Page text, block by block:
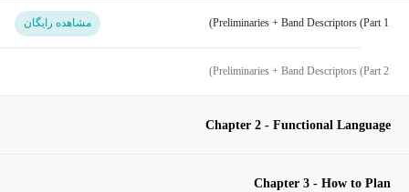
مشاهده رایگان
Chapter 2 - Functional Language
Chapter 3 - How to Plan